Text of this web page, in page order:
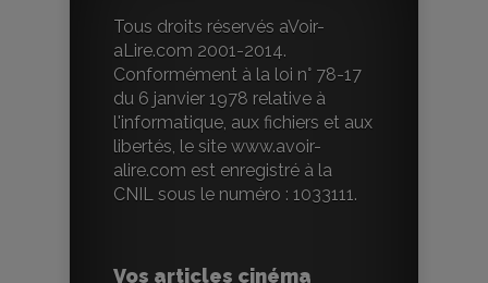
Tous droits réservés aVoir-
aLire.com 2001-2014.
Conformément à la loi n° 78-17
du 6 janvier 1978 relative à
l'informatique, aux fichiers et aux
libertés, le site www.avoir-
alire.com est enregistré à la
CNIL sous le numéro : 1033111.
Vos articles cinéma